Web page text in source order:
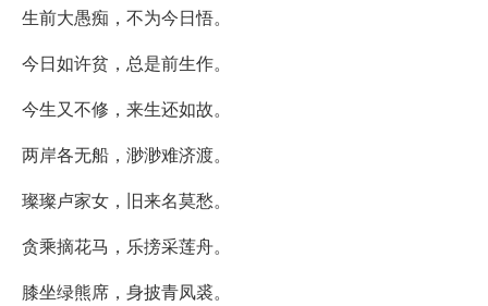
生前大愚痴，不为今日悟。
今日如许贫，总是前生作。
今生又不修，来生还如故。
两岸各无船，渺渺难济渡。
璨璨卢家女，旧来名莫愁。
贪乘摘花马，乐搒采莲舟。
膝坐绿熊席，身披青凤裘。